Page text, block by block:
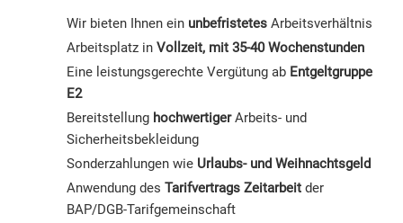
Wir bieten Ihnen ein unbefristetes Arbeitsverhältnis
Arbeitsplatz in Vollzeit, mit 35-40 Wochenstunden
Eine leistungsgerechte Vergütung ab Entgeltgruppe
E2
Bereitstellung hochwertigerArbeits- und
Sicherheitsbekleidung
Sonderzahlungen wie Urlaubs- und Weihnachtsgeld
Anwendung des Tarifvertrags Zeitarbeit der
BAP/DGB-Tarifgemeinschaft